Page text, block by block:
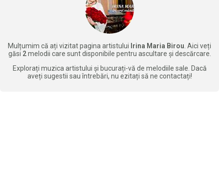
Mulțumim că ați vizitat pagina artistului Irina Maria Birou . Aici veți
găsi 2melodii care sunt disponibile pentru ascultare și descărcare.
Explorați muzica artistului și bucurați-vă de melodiile sale. Dacă
aveți sugestii sau întrebări, nu ezitați să ne contactați!